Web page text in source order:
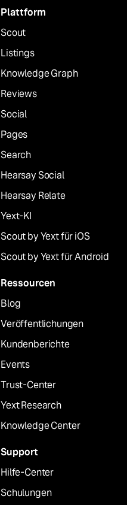
Plattform
Scout
Listings
Knowledge Graph
Reviews
Social
Pages
Search
Hearsay Social
Hearsay Relate
Yext-KI
Scout by Yext für iOS
Scout by Yext für Android
Ressourcen
Blog
Veröffentlichungen
Kundenberichte
Events
Trust-Center
Yext Research
Knowledge Center
Support
Hilfe-Center
Schulungen